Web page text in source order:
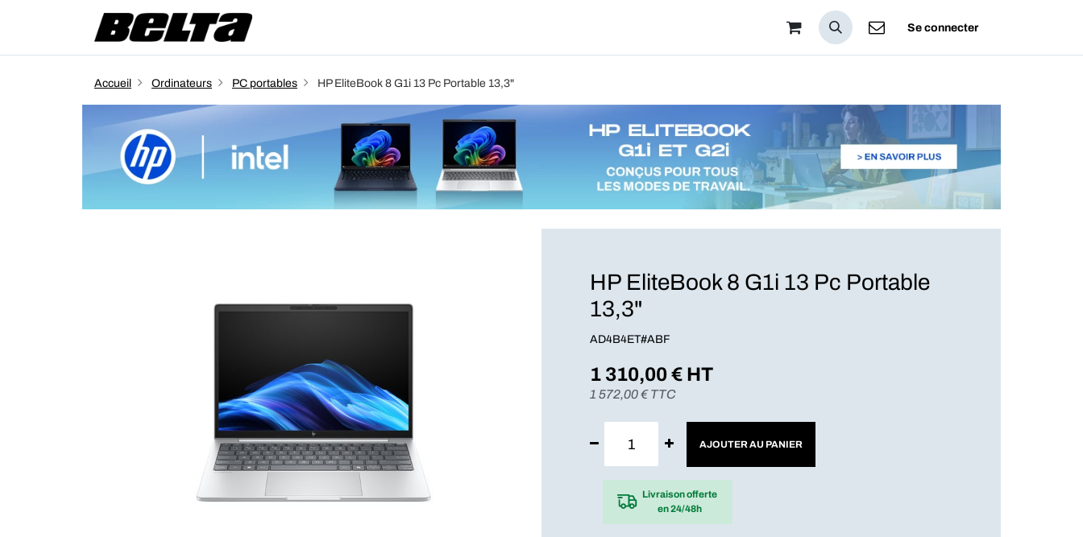
Se connecter
Accueil Ordinateurs PC portables HP EliteBook 8 G1i 13 Pc Portable 13,3"
HP EliteBook 8 G1i 13 Pc Portable
13,3"
AD4B4ET#ABF
1 310,00€ HT
1 572,00€ TTC
AJOUTER AU PANIER
Livraison offerte
en 24/48h